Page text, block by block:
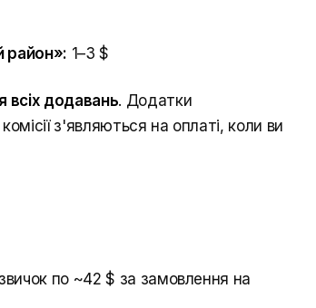
район»: 1–3 $
всіх додавань. Додатки
з'являються на оплаті, коли ви
по ~42 $ за замовлення на